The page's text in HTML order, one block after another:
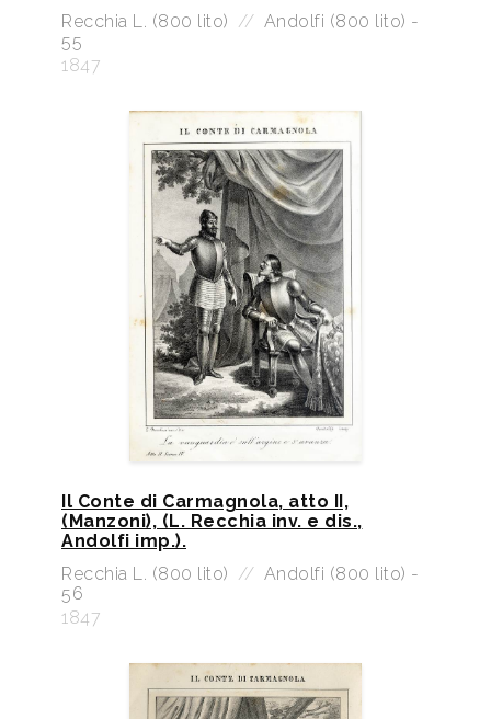
Recchia L. (800 lito) // Andolfi (800 lito) -
55
1847
Il Conte di Carmagnola, atto II,
(Manzoni), (L. Recchia inv. e dis.,
Andolfi imp.).
Recchia L. (800 lito) // Andolfi (800 lito) -
56
1847